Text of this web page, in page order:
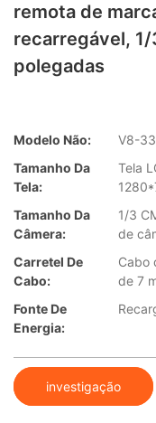
remota de
recarregável, 1/
polegadas
Modelo Não:
V8-
Tamanho Da
Tela:
Tela
Tamanho Da
Câmera:
1/3
de
Carretel De
Cabo:
Cabo
de 7
Fonte De
Energia:
investigação